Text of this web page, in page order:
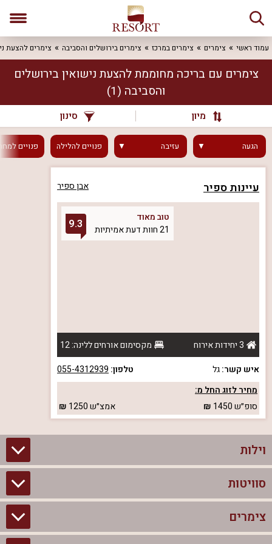
עמוד ראשי צימרים צימרים במרכז צימרים בירושלים והסביבה צימרים להצעת
צימרים עם בריכה מחוממת להצעת נישואין בירושלים
והסביבה (1)
מיון סינון
הגעה עזיבה פנוייםלהלילה פנויים
עיינות ספיר אבן ספיר
טוב מאוד
21 חוות דעת אמיתיות
9.3
3 יחידות אירוח
מקסימום אורחים ללינה: 12
איש קשר:גל טלפון: 055-4312939
מחיר לזוג החל מ:
סופ״ש1450 אמצ״ש1250
וילות
וילות בצפון
וילות להשכרה
סוויטות
סוויטות בצפון
צימרים